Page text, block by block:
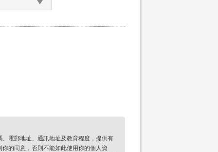
電郵地址、通訊地址及教育程度，提供有
的同意，否則不能如此使用你的個人資